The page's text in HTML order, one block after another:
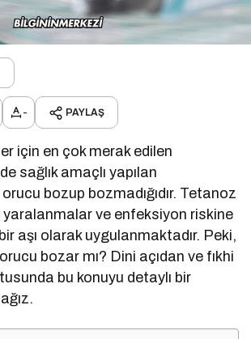
- PAYLAŞ
için en çok merak edilen
sağlık amaçlı yapılan
bozup bozmadığıdır. Tetanoz
yaralanmalar ve enfeksiyon riskine
aşı olarak uygulanmaktadır. Peki,
bozar mı? Dini açıdan ve fıkhi
bu konuyu detaylı bir